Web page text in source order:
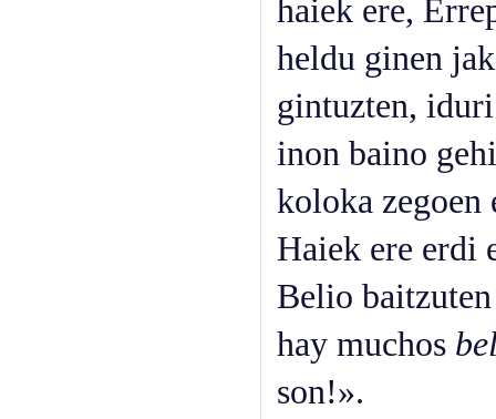
haiek ere,
heldu ginen
gintuzten,
inon baino
koloka zegoen
Haiek ere erdi
Belio
hay muchos
son!».